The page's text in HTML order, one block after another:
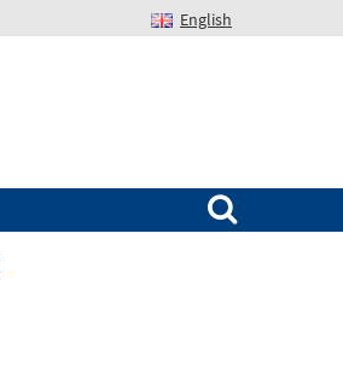
English
Suchen nach: